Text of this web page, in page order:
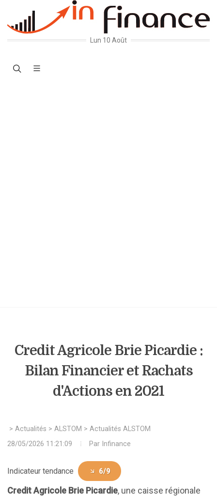
Lun 10 Août
Credit Agricole Brie Picardie :
Bilan Financier et Rachats
d'Actions en 2021
> Actualités > ALSTOM > Actualités ALSTOM
28/05/2026 11:21:09
Par Infinance
Indicateur tendance 6/9
Credit Agricole Brie Picardie, une caisse régionale